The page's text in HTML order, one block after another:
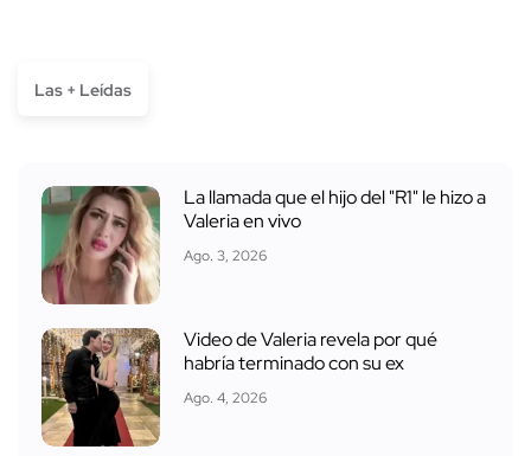
Las + Leídas
La llamada que el hijo del "R1" le hizo a
Valeria en vivo
Ago. 3, 2026
Video de Valeria revela por qué
habría terminado con su ex
Ago. 4, 2026